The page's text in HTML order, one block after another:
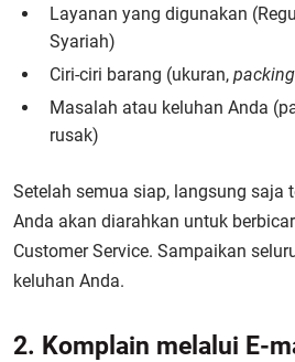
Layanan yang digunakan
Syariah)
Ciri-ciri barang (ukuran, packing
Masalah atau keluhan Anda
rusak)
Setelah semua siap, langsung saja
Anda akan diarahkan untuk
Customer Service. Sampaikan
keluhan Anda.
2. Komplain melalui E-